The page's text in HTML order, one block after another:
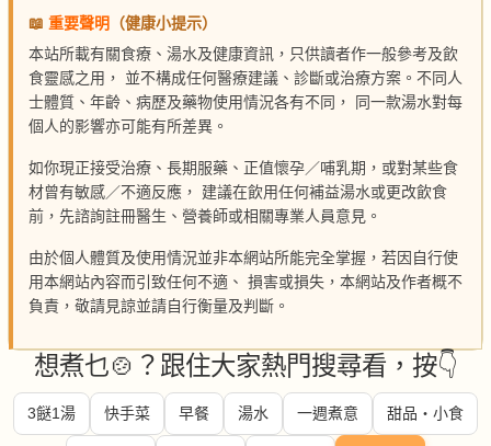
📖 重要聲明
（健康小提示）
本站所載有關食療、湯水及健康資訊，只供讀者作一般參考及飲
食靈感之用， 並不構成任何醫療建議、診斷或治療方案。不同人
士體質、年齡、病歷及藥物使用情況各有不同， 同一款湯水對每
個人的影響亦可能有所差異。
如你現正接受治療、長期服藥、正值懷孕／哺乳期，或對某些食
材曾有敏感／不適反應， 建議在飲用任何補益湯水或更改飲食
前，先諮詢註冊醫生、營養師或相關專業人員意見。
由於個人體質及使用情況並非本網站所能完全掌握，若因自行使
用本網站內容而引致任何不適、 損害或損失，本網站及作者概不
負責，敬請見諒並請自行衡量及判斷。
想煮乜🍲？跟住大家熱門搜尋看，按👇
3餸1湯 快手菜 早餐 湯水 一週煮意 甜品・小食